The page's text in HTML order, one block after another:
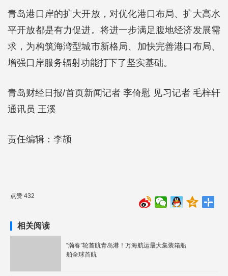
青岛港口岸的扩大开放，对优化港口布局、扩大高水
平开放都是有力促进。将进一步满足腹地经济发展需
求，为构筑海湾型城市新格局、加快完善港口布局、
增强口岸服务辐射功能打下了坚实基础。
青岛财经日报/首页新闻记者 李倚慰 见习记者 毛梓轩
通讯员 王溪
责任编辑：李颉
点赞 432
相关阅读
“瀚春”轮首航青岛港！万海航运最大集装箱船
舶全球首航